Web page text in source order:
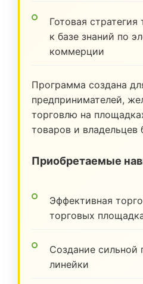
Готовая
к базе знаний по
коммерции
Программа создана
предпринимателей,
торговлю на
товаров и владельцев
Приобретаемые
Эффективная
торговых
Создание сильной
линейки